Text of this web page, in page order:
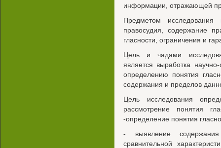
информации, отражающей
Предметом исследования
правосудия, содержание
гласности, ограничения и
Цель и чадами
является выработка
определению понятия
содержания и пределов
Цель исследования
рассмотрение понятия
-определение понятия
- выявление
сравнительной